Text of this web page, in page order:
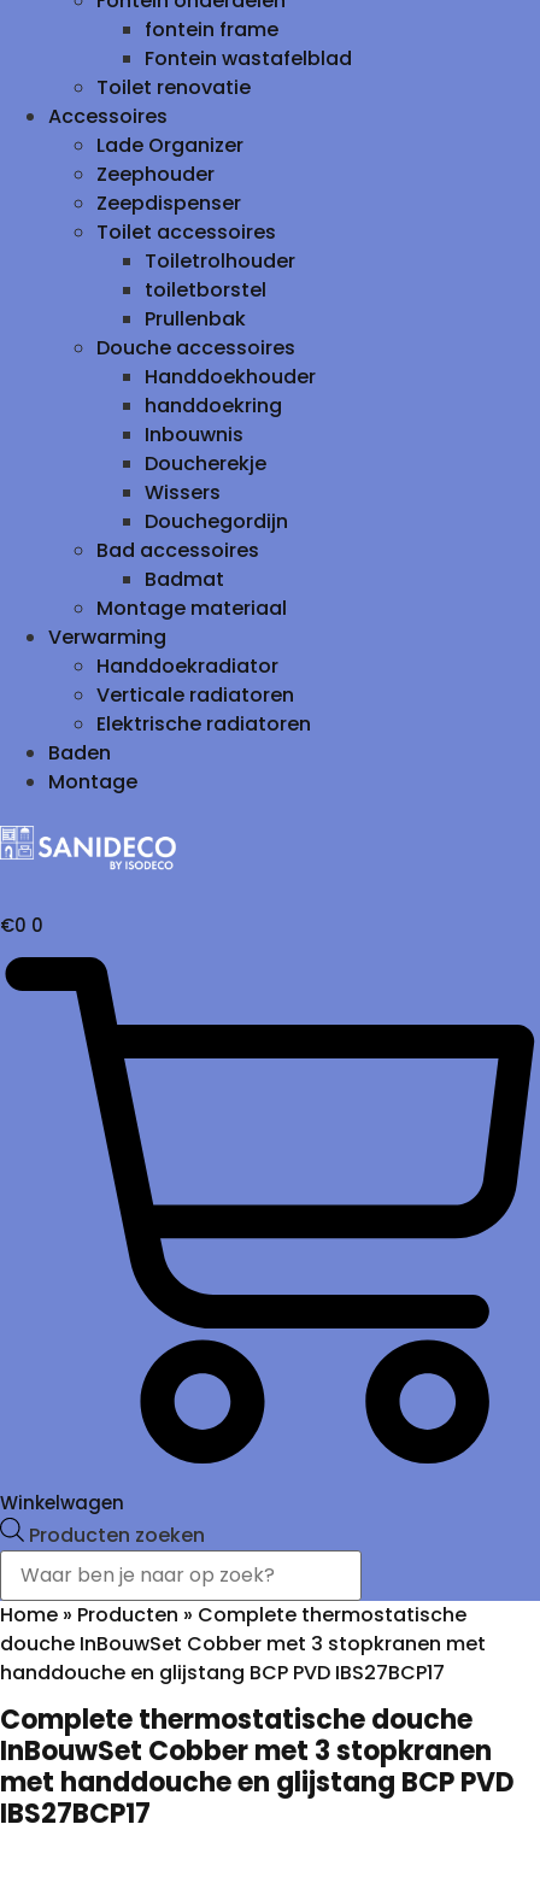
fontein frame
Fontein wastafelblad
Toilet renovatie
Accessoires
Lade Organizer
Zeephouder
Zeepdispenser
Toilet accessoires
Toiletrolhouder
toiletborstel
Prullenbak
Douche accessoires
Handdoekhouder
handdoekring
Inbouwnis
Doucherekje
Wissers
Douchegordijn
Bad accessoires
Badmat
Montage materiaal
Verwarming
Handdoekradiator
Verticale radiatoren
Elektrische radiatoren
Baden
Montage
€0 0
Winkelwagen
Producten zoeken
Home » Producten » Complete thermostatische
douche InBouwSet Cobber met 3 stopkranen met
handdouche en glijstang BCP PVD IBS27BCP17
Complete thermostatische douche
InBouwSet Cobber met 3 stopkranen
met handdouche en glijstang BCP PVD
IBS27BCP17